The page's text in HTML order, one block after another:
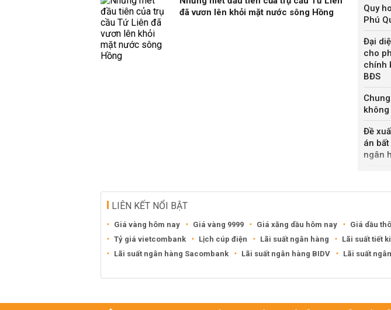
đã vươn lên khỏi mặt nước sông Hồng
Quy
Phú
Đại
cho
chính
BĐS
Đề
án
ngân
LIÊN KẾT NỔI BẬT
Giá vàng hôm nay Giá vàng 9999 Giá xăng dầu hôm nay Giá dầu thô
Tỷ giá vietcombank
Lịch cúp điện Lãi suất ngân hàng Lãi suất tiết
Lãi suất ngân hàng Sacombank
Lãi suất ngân hàng BIDV Lãi suất